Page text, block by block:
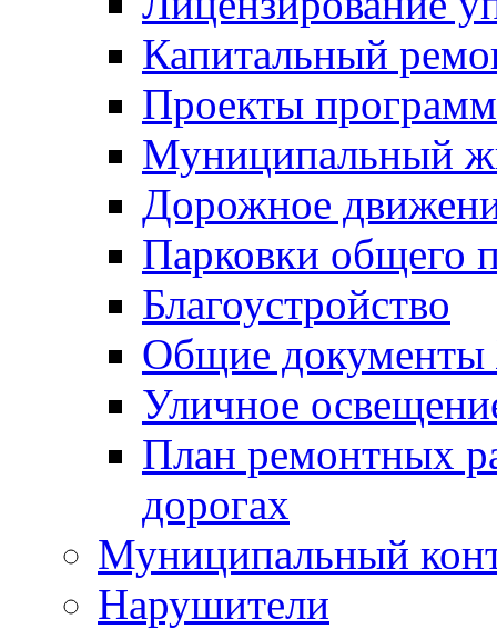
Капитальный
Проекты программ
Муниципальный
Дорожное
Парковки общего
Благоустройство
Общие
Уличное
План ремонтных
дорогах
Муниципальный
Нарушители